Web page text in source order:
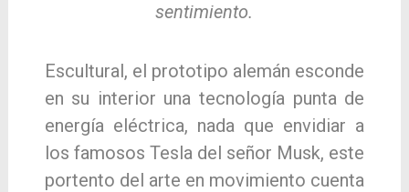
sentimiento.
Escultural, el prototipo alemán esconde
en su interior una tecnología punta de
energía eléctrica, nada que envidiar a
los famosos Tesla del señor Musk, este
portento del arte en movimiento cuenta